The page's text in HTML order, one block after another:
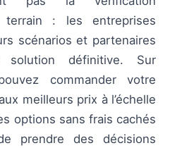
: les entreprises
scénarios et partenaires
solution définitive. Sur
commander votre
meilleurs prix à l’échelle
options sans frais cachés
prendre des décisions